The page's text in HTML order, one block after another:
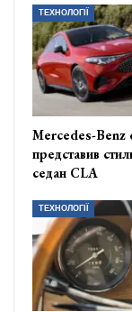
ТЕХНОЛОГІЇ
Mercedes-Benz
представив
седан CLA
ТЕХНОЛОГІЇ